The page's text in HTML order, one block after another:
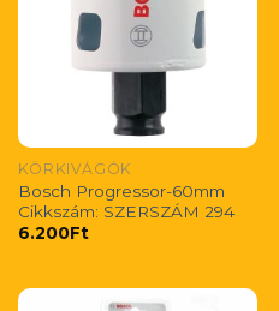
KÖRKIVÁGÓK
Bosch Progressor-60mm
Cikkszám: SZERSZÁM 294
6.200Ft